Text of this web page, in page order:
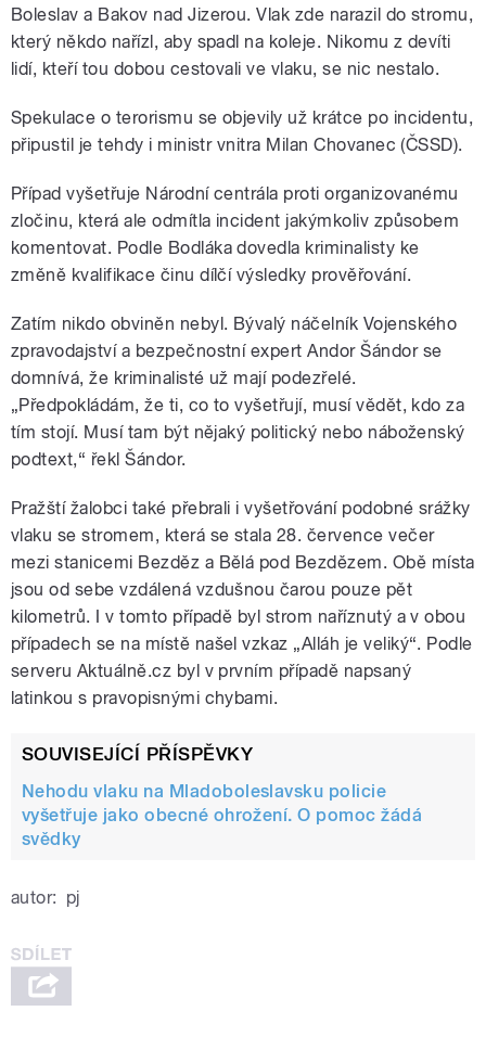
Boleslav a Bakov nad Jizerou. Vlak zde narazil do stromu,
který někdo nařízl, aby spadl na koleje. Nikomu z devíti
lidí, kteří tou dobou cestovali ve vlaku, se nic nestalo.
Spekulace o terorismu se objevily už krátce po incidentu,
připustil je tehdy i ministr vnitra Milan Chovanec (ČSSD).
Případ vyšetřuje Národní centrála proti organizovanému
zločinu, která ale odmítla incident jakýmkoliv způsobem
komentovat. Podle Bodláka dovedla kriminalisty ke
změně kvalifikace činu dílčí výsledky prověřování.
Zatím nikdo obviněn nebyl. Bývalý náčelník Vojenského
zpravodajství a bezpečnostní expert Andor Šándor se
domnívá, že kriminalisté už mají podezřelé.
„Předpokládám, že ti, co to vyšetřují, musí vědět, kdo za
tím stojí. Musí tam být nějaký politický nebo náboženský
podtext,“ řekl Šándor.
Pražští žalobci také přebrali i vyšetřování podobné srážky
vlaku se stromem, která se stala 28. července večer
mezi stanicemi Bezděz a Bělá pod Bezdězem. Obě místa
jsou od sebe vzdálená vzdušnou čarou pouze pět
kilometrů. I v tomto případě byl strom naříznutý a v obou
případech se na místě našel vzkaz „Alláh je veliký“. Podle
serveru Aktuálně.cz byl v prvním případě napsaný
latinkou s pravopisnými chybami.
SOUVISEJÍCÍ PŘÍSPĚVKY
Nehodu vlaku na Mladoboleslavsku policie
vyšetřuje jako obecné ohrožení. O pomoc žádá
svědky
autor: pj